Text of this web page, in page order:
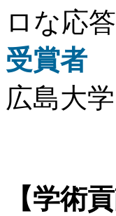
ロな応
受賞者
広島大
【学術